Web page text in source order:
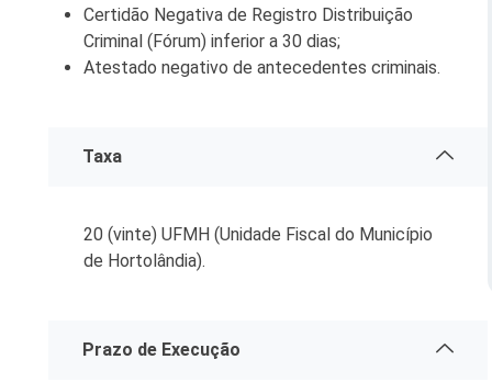
Certidão Negativa de Registro Distribuição
Criminal (Fórum) inferior a 30 dias;
Atestado negativo de antecedentes criminais.
Taxa
20 (vinte) UFMH (Unidade Fiscal do Município
de Hortolândia).
Prazo de Execução